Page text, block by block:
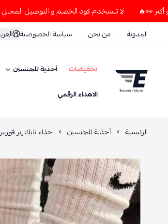
لا تستخدم كود الخصم و التوصيل المجاني " N7 " إلا إذا طلبت قطعتين أو أكثر 👀🔥
المدونة من نحن سياسة الخصوصية
ESEVEN STORE
تخفيضات أحذية للجنسين
الاهداء الرقمي
الرئيسية أحذية للجنسين حذاء نايك إير فورس 1 لو أثليتيك كلوب سايل أورانج